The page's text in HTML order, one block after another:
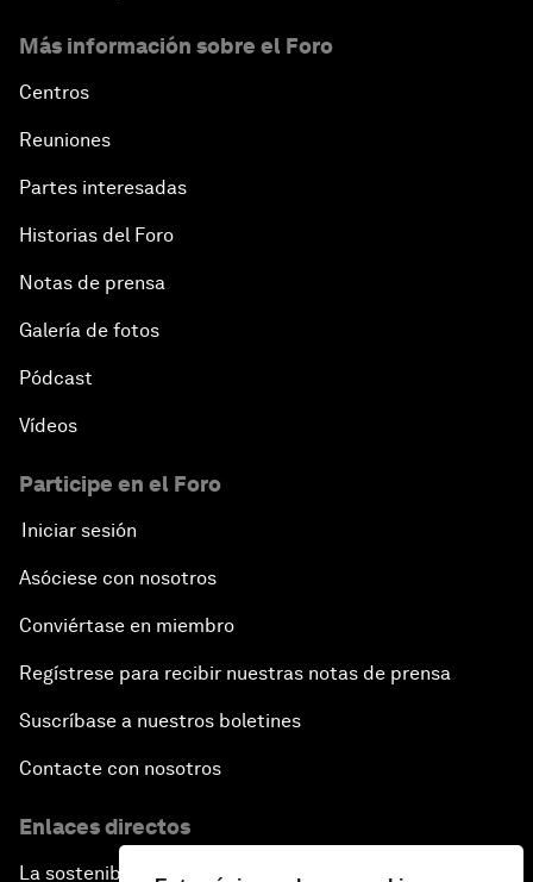
Más información sobre el Foro
Centros
Reuniones
Partes interesadas
Historias del Foro
Notas de prensa
Galería de fotos
Pódcast
Vídeos
Participe en el Foro
Iniciar sesión
Asóciese con nosotros
Conviértase en miembro
Regístrese para recibir nuestras notas de prensa
Suscríbase a nuestros boletines
Contacte con nosotros
Enlaces directos
La sostenibilidad en el Foro